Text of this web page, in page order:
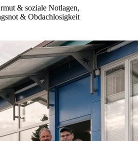
& soziale Notlagen,
& Obdachlosigkeit